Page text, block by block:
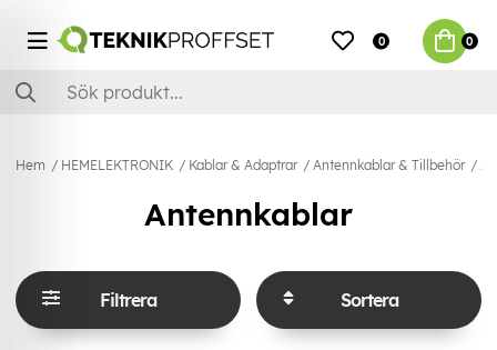
0 0
Hem HEMELEKTRONIK Kablar & Adaptrar Antennkablar & Tillbehör
Antennkablar
Filtrera Sortera